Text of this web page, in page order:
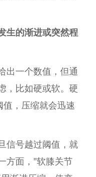
生的渐进或突然程
出一个数值，但通
，比如硬或软。硬
，压缩就会迅速
信号越过阈值，就
方面，"软膝关节